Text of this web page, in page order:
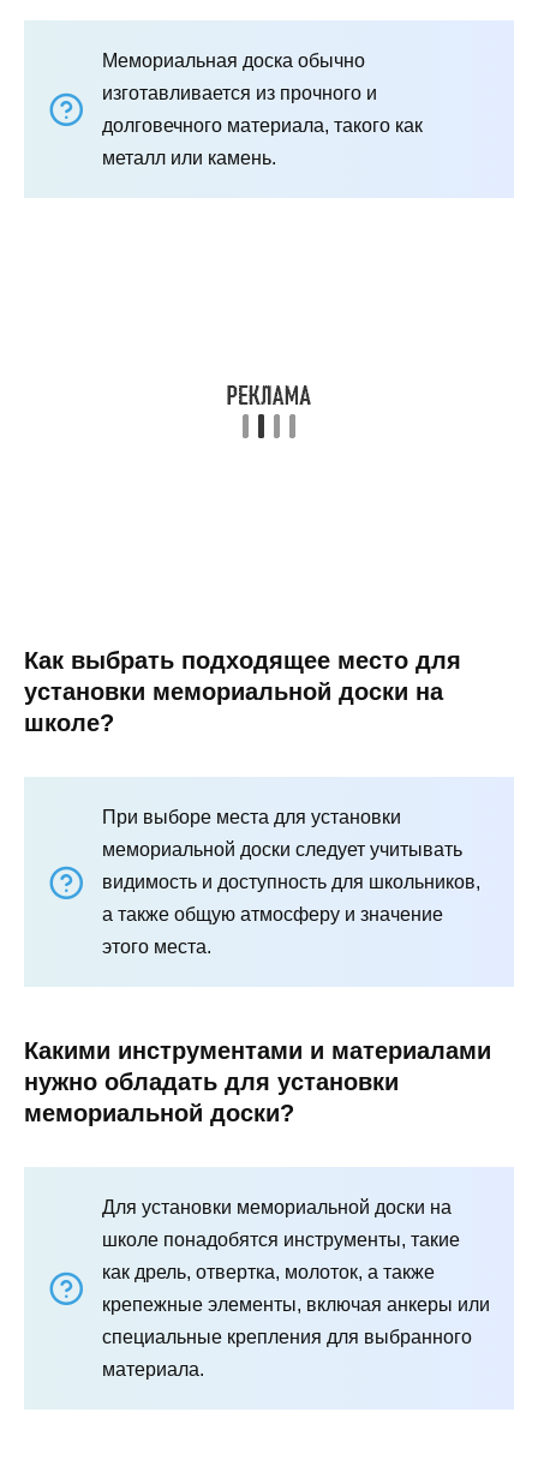
Мемориальная доска обычно
изготавливается из прочного и
долговечного материала, такого как
металл или камень.
Как выбрать подходящее место для
установки мемориальной доски на
школе?
При выборе места для установки
мемориальной доски следует учитывать
видимость и доступность для школьников,
а также общую атмосферу и значение
этого места.
Какими инструментами и материалами
нужно обладать для установки
мемориальной доски?
Для установки мемориальной доски на
школе понадобятся инструменты, такие
как дрель, отвертка, молоток, а также
крепежные элементы, включая анкеры или
специальные крепления для выбранного
материала.